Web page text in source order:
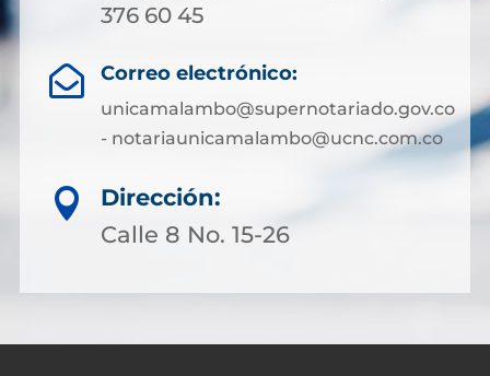
376 60 45
 Correo electrónico:
unicamalambo@supernotariado.gov.co
- notariaunicamalambo@ucnc.com.co

Dirección:
Calle 8 No. 15-26